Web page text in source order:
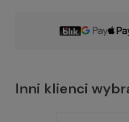
Inni klienci